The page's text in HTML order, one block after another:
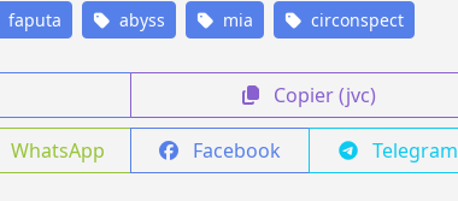
faputa abyss mia circonspect
Copier (jvc)
WhatsApp Facebook Telegram